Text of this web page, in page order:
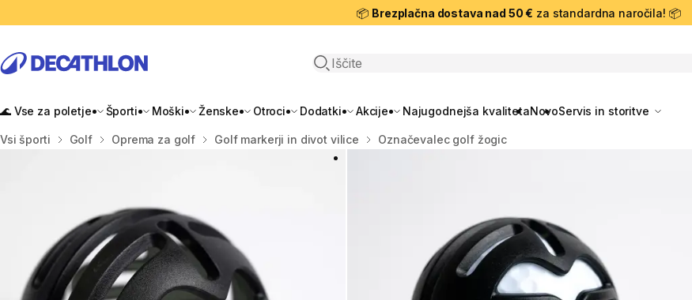
📦 Brezplačna dostava nad 50 € za standardna naročila! 📦
Odpri iskanje
🌊 Vse za poletje Športi Moški Ženske Otroci Dodatki Akcije Najugodnejša kvalitetaNovoServis in storitve
Domov
Vsi športi Golf Oprema za golf Golf markerji in divot vilice Označevalec golf žogic